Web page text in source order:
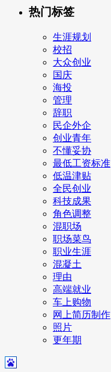
热门标签
生涯规划
校招
大众创业
国庆
海投
管理
辞职
民企外企
创业青年
不懂妥协
最低工资标准
低温津贴
全民创业
科技成果
角色调整
混职场
职场菜鸟
职业生涯
混凝土
理由
高端就业
车上购物
网上简历制作
照片
更年期